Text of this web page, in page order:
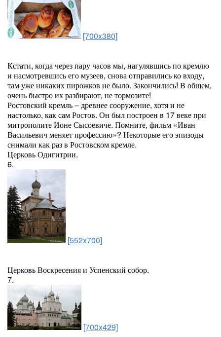
[700x380]
Кстати, когда через пару часов мы, нагулявшись по кремлю
и насмотревшись его музеев, снова отправились ко входу,
там уже никаких пирожков не было. Закончились! В общем,
очень быстро их разбирают, не тормозите!
Ростовский кремль – древнее сооружение, хотя и не
настолько, как сам Ростов. Он был построен в 17 веке при
митрополите Ионе Сысоевиче. Помните, фильм «Иван
Васильевич меняет профессию»? Некоторые его эпизоды
снимали как раз в Ростовском кремле.
Церковь Одигитрии.
6.
[552x700]
Церковь Воскресения и Успенский собор.
7.
[700x429]